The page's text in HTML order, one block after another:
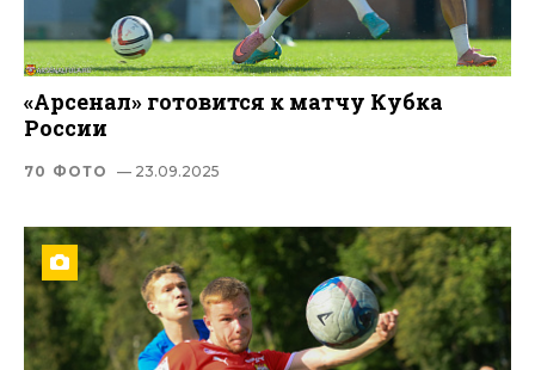
«Арсенал» готовится к матчу Кубка
России
70 ФОТО — 23.09.2025